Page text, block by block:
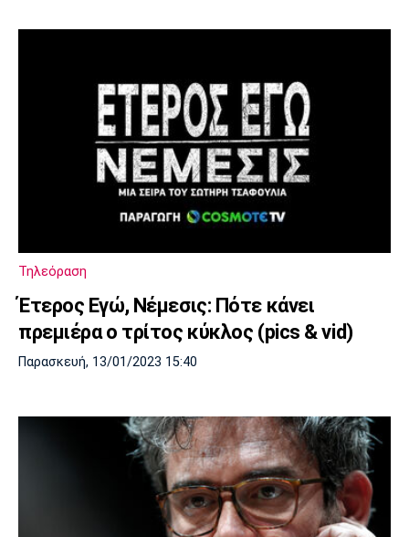
Τηλεόραση
Έτερος Εγώ, Νέμεσις: Πότε κάνει
πρεμιέρα ο τρίτος κύκλος (pics & vid)
Παρασκευή, 13/01/2023 15:40